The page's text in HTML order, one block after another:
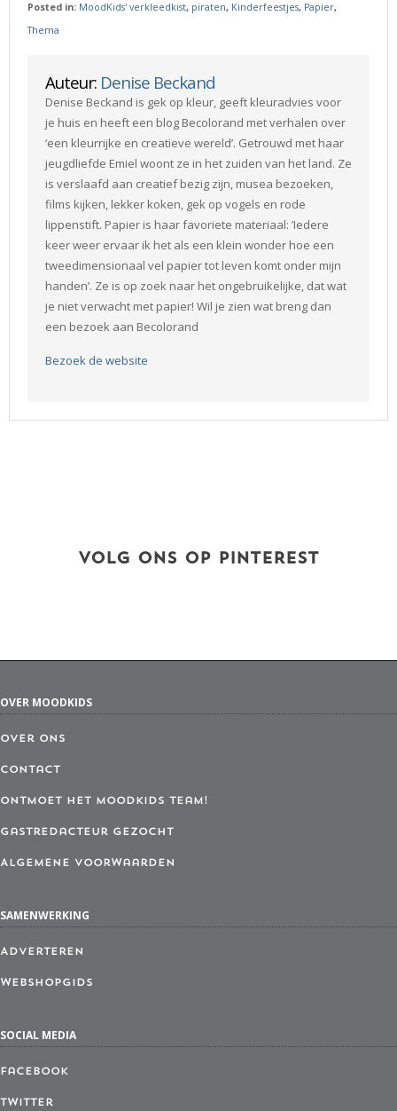
Posted in: MoodKids' verkleedkist, piraten, Kinderfeestjes, Papier,
Thema
Auteur: Denise Beckand
Denise Beckand is gek op kleur, geeft kleuradvies voor
je huis en heeft een blog Becolorand met verhalen over
‘een kleurrijke en creatieve wereld’. Getrouwd met haar
jeugdliefde Emiel woont ze in het zuiden van het land. Ze
is verslaafd aan creatief bezig zijn, musea bezoeken,
films kijken, lekker koken, gek op vogels en rode
lippenstift. Papier is haar favoriete materiaal: ’Iedere
keer weer ervaar ik het als een klein wonder hoe een
tweedimensionaal vel papier tot leven komt onder mijn
handen’. Ze is op zoek naar het ongebruikelijke, dat wat
je niet verwacht met papier! Wil je zien wat breng dan
een bezoek aan Becolorand
Bezoek de website
VOLG ONS OP PINTEREST
OVER MOODKIDS
Over ons
Contact
Ontmoet het MoodKids Team!
Gastredacteur gezocht
Algemene Voorwaarden
SAMENWERKING
Adverteren
Webshopgids
SOCIAL MEDIA
Facebook
Twitter